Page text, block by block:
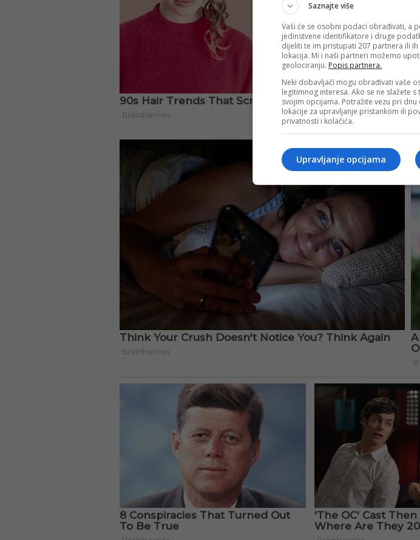
Saznajte više
Vaši će se osobni podaci obrađivati, a
jedinstvene identifikatore i druge
dijeliti te im pristupati 207 partnera ili
lokacija. Mi i naši partneri možemo
geolociranju. Popis partnera.
Neki dobavljači mogu obrađivati vaše
legitimnog interesa. Ako se ne slažete
svojim opcijama. Potražite vezu pri
lokacije za upravljanje pristankom ili
privatnosti i kolačića.
Upravljanje opcijama